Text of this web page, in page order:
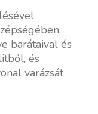
barátaival és
és
varázsát